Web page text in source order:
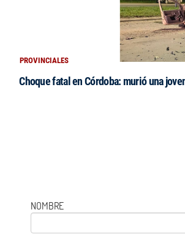
PROVINCIALES
Choque fatal en Córdoba: murió una
NOMBRE